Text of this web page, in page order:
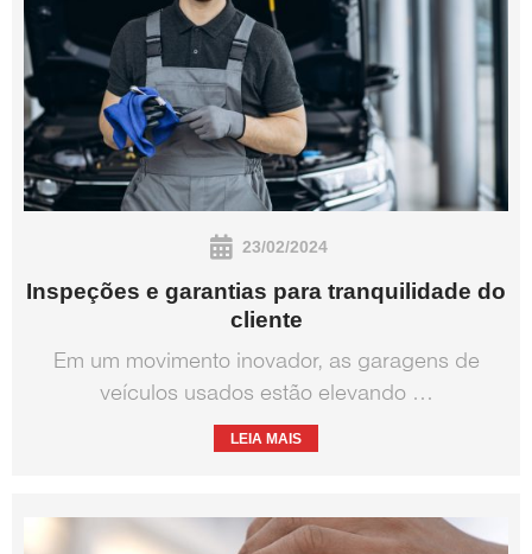
23/02/2024
Inspeções e garantias para tranquilidade do
cliente
Em um movimento inovador, as garagens de
veículos usados estão elevando …
LEIA MAIS